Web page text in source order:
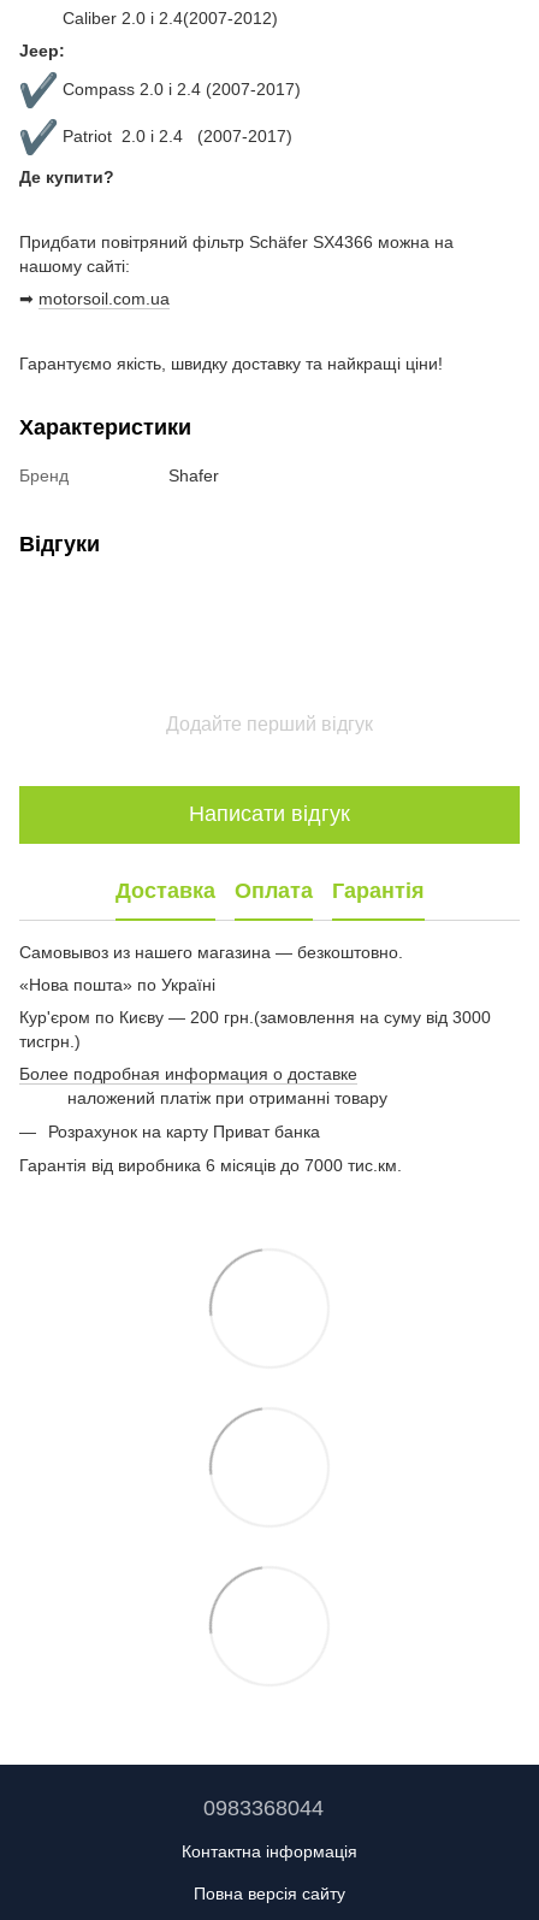
Caliber 2.0 i 2.4(2007-2012)
Jeep:
Compass 2.0 i 2.4 (2007-2017)
Patriot 2.0 i 2.4 (2007-2017)
Де купити?
Придбати повітряний фільтр Schäfer SX4366 можна на
нашому сайті:
➡ motorsoil.com.ua
Гарантуємо якість, швидку доставку та найкращі ціни!
Характеристики
Бренд Shafer
Відгуки
Додайте перший відгук
Написати відгук
Доставка Оплата Гарантія
Самовывоз из нашего магазина — безкоштовно.
«Нова пошта» по Україні
Кур'єром по Києву — 200 грн.(замовлення на суму від 3000
тисгрн.)
Более подробная информация о доставке
наложений платіж при отриманні товару
Розрахунок на карту Приват банка
Гарантія від виробника 6 місяців до 7000 тис.км.
0983368044
Контактна інформація
Повна версія сайту